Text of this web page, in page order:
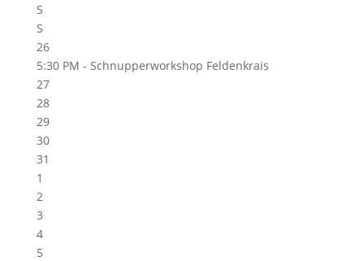
S
S
26
5:30 PM - Schnupperworkshop Feldenkrais
27
28
29
30
31
1
2
3
4
5